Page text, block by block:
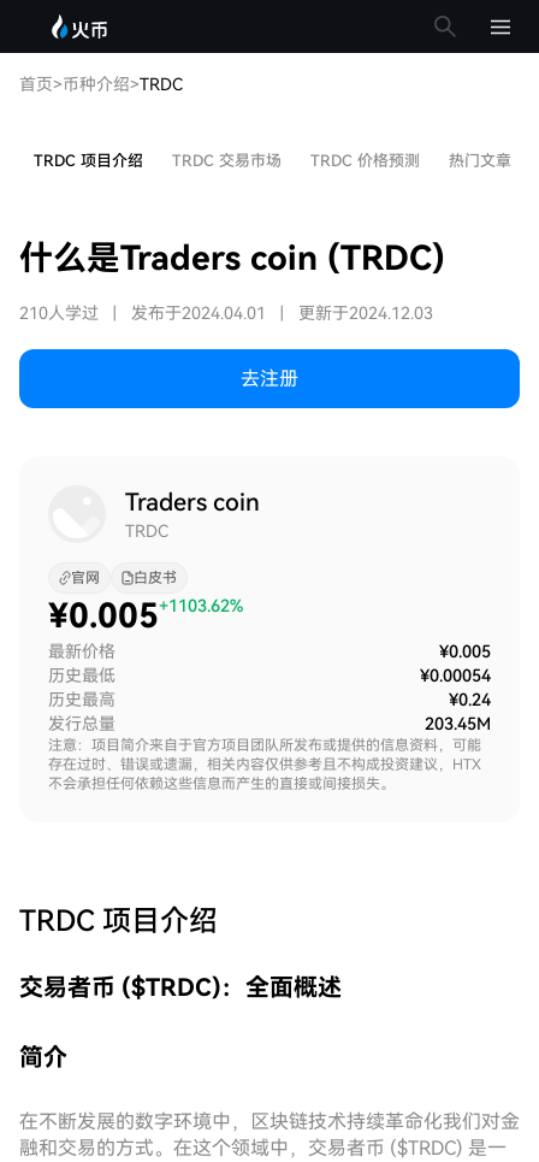
首页>币种介绍>TRDC
TRDC 项目介绍 TRDC 交易市场 TRDC 价格预测 热门文章
什么是Traders coin (TRDC)
210人学过 发布于2024.04.01 更新于2024.12.03
去注册
Traders coin
TRDC
官网 白皮书
¥0.005+1103.62%
最新价格
¥0.005
历史最低
¥0.00054
历史最高
¥0.24
发行总量
203.45M
注意：项目简介来自于官方项目团队所发布或提供的信息资料，可能
存在过时、错误或遗漏，相关内容仅供参考且不构成投资建议，HTX
不会承担任何依赖这些信息而产生的直接或间接损失。
TRDC 项目介绍
交易者币 ($TRDC)：全面概述
简介
在不断发展的数字环境中，区块链技术持续革命化我们对金
融和交易的方式。在这个领域中，交易者币 ($TRDC) 是一